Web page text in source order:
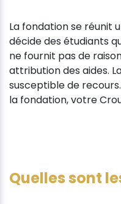
La fondation se réunit
décide des étudiants
ne fournit pas de
attribution des aides.
susceptible de
la fondation, votre
Quelles sont